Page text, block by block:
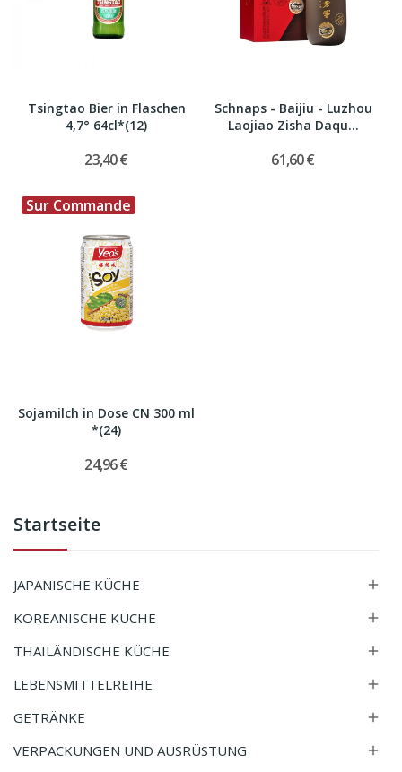
Startseite
JAPANISCHE KÜCHE 
KOREANISCHE KÜCHE 
THAILÄNDISCHE KÜCHE 
LEBENSMITTELREIHE 
GETRÄNKE 
VERPACKUNGEN UND AUSRÜSTUNG 
Tsingtao Bier in Flaschen
4,7° 64cl*(12)
23,40 €
Schnaps - Baijiu - Luzhou
Laojiao Zisha Daqu...
61,60 €
Sur Commande
Sojamilch in Dose CN 300 ml
*(24)
24,96 €